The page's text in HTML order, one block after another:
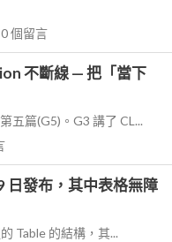
0個留言
不斷線 — 把「當下
五篇(G5)。G3 講了 CL...
日發布，其中表格無障
Table 的結構，其...